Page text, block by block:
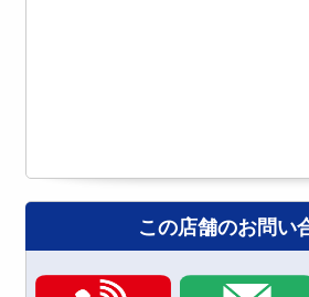
この店舗のお問い